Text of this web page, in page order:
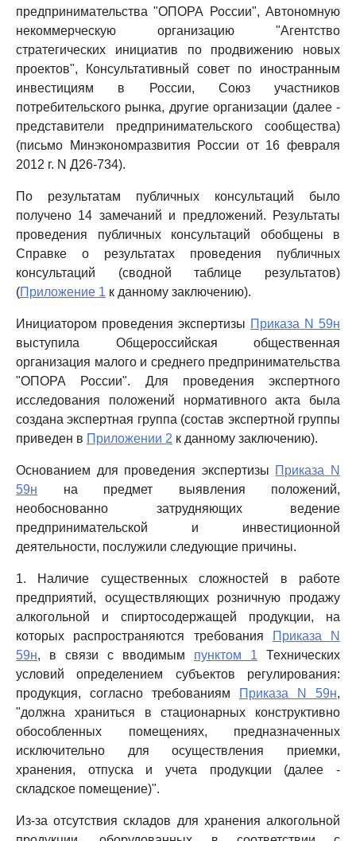
предпринимательства "ОПОРА России", Автономную
некоммерческую организацию "Агентство
стратегических инициатив по продвижению новых
проектов", Консультативный совет по иностранным
инвестициям в России, Союз участников
потребительского рынка, другие организации (далее -
представители предпринимательского сообщества)
(письмо Минэкономразвития России от 16 февраля
2012 г. N Д26-734).
По результатам публичных консультаций было
получено 14 замечаний и предложений. Результаты
проведения публичных консультаций обобщены в
Справке о результатах проведения публичных
консультаций (сводной таблице результатов)
(Приложение 1 к данному заключению).
Инициатором проведения экспертизы Приказа N 59н
выступила Общероссийская общественная
организация малого и среднего предпринимательства
"ОПОРА России". Для проведения экспертного
исследования положений нормативного акта была
создана экспертная группа (состав экспертной группы
приведен в Приложении 2 к данному заключению).
Основанием для проведения экспертизы Приказа N
59н на предмет выявления положений,
необоснованно затрудняющих ведение
предпринимательской и инвестиционной
деятельности, послужили следующие причины.
1. Наличие существенных сложностей в работе
предприятий, осуществляющих розничную продажу
алкогольной и спиртосодержащей продукции, на
которых распространяются требования
Приказа N
59н, в связи с вводимым пунктом 1 Технических
условий определением субъектов регулирования:
продукция, согласно требованиям
Приказа N 59н,
"должна храниться в стационарных конструктивно
обособленных помещениях, предназначенных
исключительно для осуществления приемки,
хранения, отпуска и учета продукции (далее -
складское помещение)".
Из-за отсутствия складов для хранения алкогольной